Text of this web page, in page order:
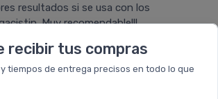
recibir tus compras
tiempos de entrega precisos en todo lo que
resultados si se usa con los
Muy recomendable!!!